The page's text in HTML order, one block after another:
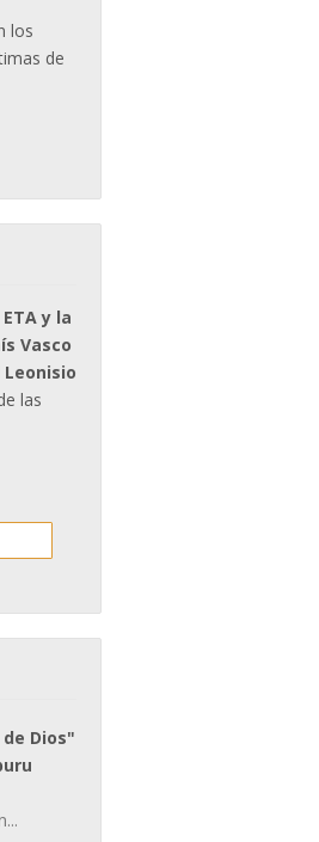
los
de
ETA y la
Vasco
Leonisio
las
Dios"